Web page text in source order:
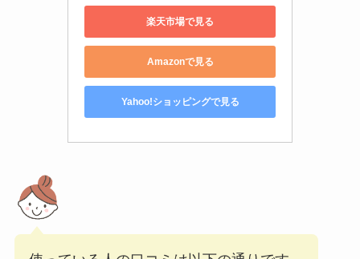
楽天市場で見る
Amazonで見る
Yahoo!ショッピングで見る